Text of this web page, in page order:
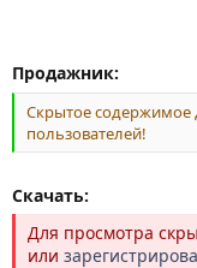
Продажник:
Скрытое содержимое
пользователей!
Скачать:
Для просмотра
или